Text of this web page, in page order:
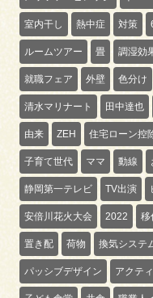
室内干し 熱中症 対策
ルームツアー 畳 調湿効
就職フェア 外壁 色分け
清水マリナート 田中達也
由来 ZEH 住宅ローン控
子育て世代 ママ 動線
静岡第一テレビ TV出演
安倍川花火大会 2022 移
置き配 荷物 換気システ
パッシブデザイン アクテ